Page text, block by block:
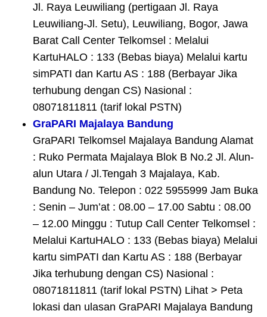
Jl. Raya Leuwiliang (pertigaan Jl. Raya
Leuwiliang-Jl. Setu), Leuwiliang, Bogor, Jawa
Barat Call Center Telkomsel : Melalui
KartuHALO : 133 (Bebas biaya) Melalui kartu
simPATI dan Kartu AS : 188 (Berbayar Jika
terhubung dengan CS) Nasional :
08071811811 (tarif lokal PSTN)
GraPARI Majalaya Bandung
GraPARI Telkomsel Majalaya Bandung Alamat
: Ruko Permata Majalaya Blok B No.2 Jl. Alun-
alun Utara / Jl.Tengah 3 Majalaya, Kab.
Bandung No. Telepon : 022 5955999 Jam Buka
: Senin – Jum’at : 08.00 – 17.00 Sabtu : 08.00
– 12.00 Minggu : Tutup Call Center Telkomsel :
Melalui KartuHALO : 133 (Bebas biaya) Melalui
kartu simPATI dan Kartu AS : 188 (Berbayar
Jika terhubung dengan CS) Nasional :
08071811811 (tarif lokal PSTN) Lihat > Peta
lokasi dan ulasan GraPARI Majalaya Bandung